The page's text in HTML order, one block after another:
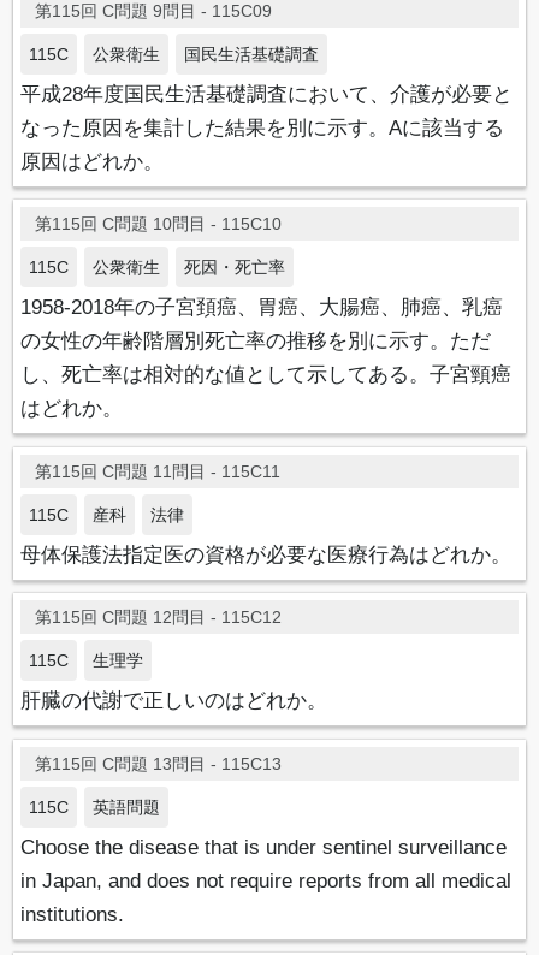
第115回 C問題 9問目 - 115C09
115C 公衆衛生 国民生活基礎調査
平成28年度国民生活基礎調査において、介護が必要と
なった原因を集計した結果を別に示す。Aに該当する
原因はどれか。
第115回 C問題 10問目 - 115C10
115C 公衆衛生 死因・死亡率
1958-2018年の子宮頚癌、胃癌、大腸癌、肺癌、乳癌
の女性の年齢階層別死亡率の推移を別に示す。ただ
し、死亡率は相対的な値として示してある。子宮頸癌
はどれか。
第115回 C問題 11問目 - 115C11
115C 産科 法律
母体保護法指定医の資格が必要な医療行為はどれか。
第115回 C問題 12問目 - 115C12
115C 生理学
肝臓の代謝で正しいのはどれか。
第115回 C問題 13問目 - 115C13
115C 英語問題
Choose the disease that is under sentinel surveillance
in Japan, and does not require reports from all medical
institutions.